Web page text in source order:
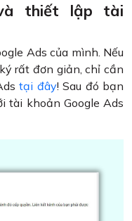
thiết lập tài
Ads của mình. Nếu
rất đơn giản, chỉ cần
tại đây! Sau đó bạn
tài khoản Google Ads